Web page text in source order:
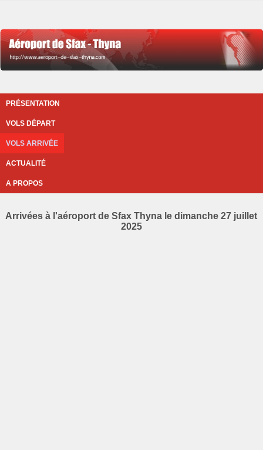
PRÉSENTATION
VOLS DÉPART
VOLS ARRIVÉE
ACTUALITÉ
A PROPOS
Arrivées à l'aéroport de Sfax Thyna le dimanche 27 juillet
2025